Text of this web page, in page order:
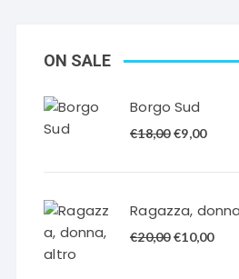
ON SALE
Borgo Sud
€18,00 Il
€18,00.
€9,00Il
Ragazza,
€20,00 Il
€10,00Il